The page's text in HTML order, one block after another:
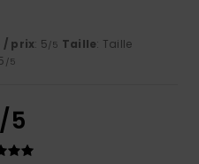
/ prix: 5/5 Taille: Taille
/5
/5